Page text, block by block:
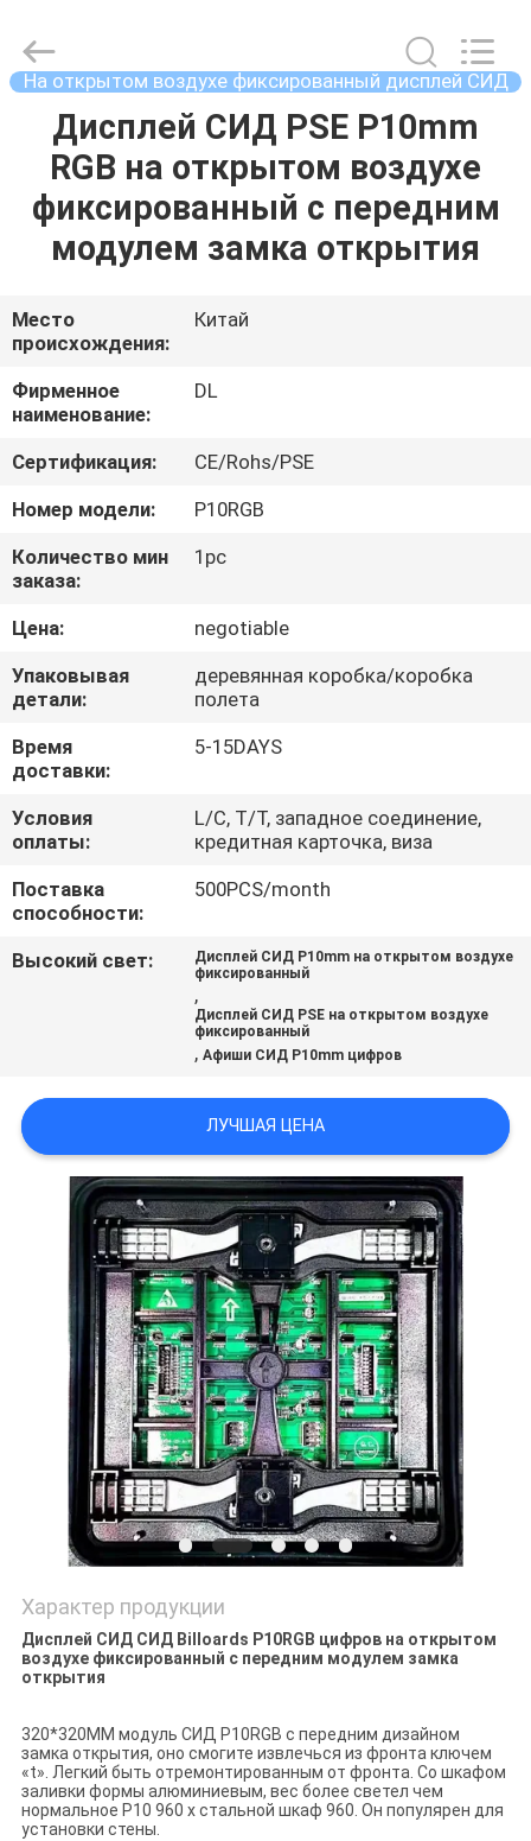
ДОМ
ПРОДУКТЫ
ШОУ
О
НАС
ПУТЕШЕСТВИЕ
ФАБРИКИ
ПРОВЕРКА
КАЧЕСТВА
СВЯЖИТЕСЬ
МЫ
НОВОСТИ
СПРОСИТЕ
КАРТА
САЙТА
PRIVACY
POLICY
LED
Co.,Ltd.
All
Rights
На открытом воздухе фиксированный дисплей СИД
Дисплей СИД PSE P10mm
RGB на открытом воздухе
фиксированный с передним
модулем замка открытия
Место
происхождения:
Китай
Фирменное
наименование:
DL
Сертификация:
CE/Rohs/PSE
Номер модели:
P10RGB
Количество мин
заказа:
1pc
Цена:
negotiable
Упаковывая
детали:
деревянная коробка/коробка
полета
Время
доставки:
5-15DAYS
Условия
оплаты:
L/C, T/T, западное соединение,
кредитная карточка, виза
Поставка
способности:
500PCS/month
Высокий свет:
Дисплей СИД P10mm на открытом воздухе
фиксированный
,
Дисплей СИД PSE на открытом воздухе
фиксированный
,Афиши СИД P10mm цифров
ЛУЧШАЯ ЦЕНА
Характер продукции
Дисплей СИД СИД Billoards P10RGB цифров на открытом
воздухе фиксированный с передним модулем замка
открытия
320*320MM модуль СИД P10RGB с передним дизайном
замка открытия, оно смогите извлечься из фронта ключем
«t». Легкий быть отремонтированным от фронта. Со шкафом
заливки формы алюминиевым, вес более светел чем
нормальное P10 960 x стальной шкаф 960. Он популярен для
установки стены.